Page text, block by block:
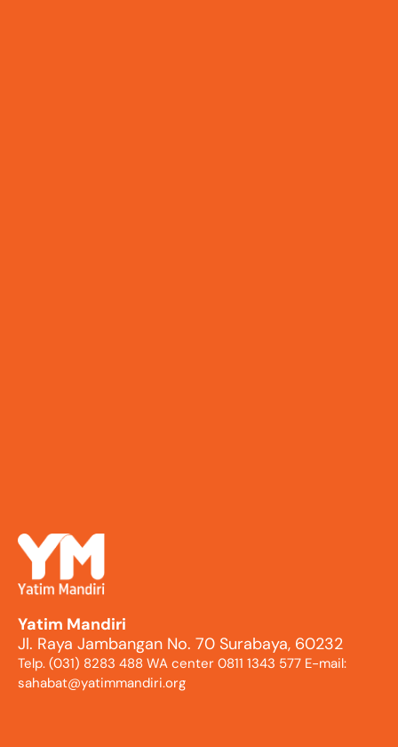
Yatim Mandiri
Jl. Raya Jambangan No. 70 Surabaya, 60232
Telp. (031) 8283 488 WA center 0811 1343 577 E-mail:
sahabat@yatimmandiri.org